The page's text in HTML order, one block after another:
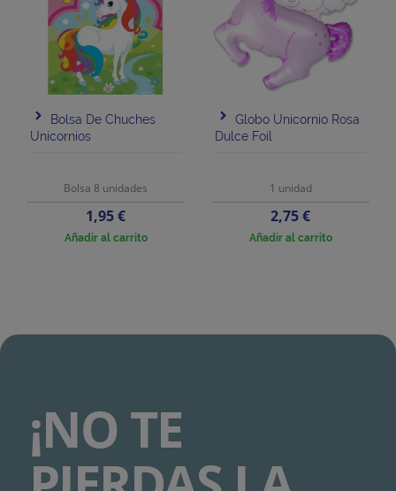
Bolsa De Chuches
Unicornios
Bolsa 8 unidades
Precio
1,95 €
Añadir al carrito
Globo Unicornio Rosa
Dulce Foil
1 unidad
Precio
2,75 €
Añadir al carrito
¡NO TE